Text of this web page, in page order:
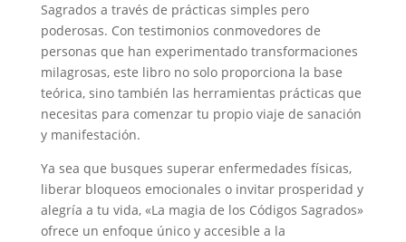
Sagrados a través de prácticas simples pero
poderosas. Con testimonios conmovedores de
personas que han experimentado transformaciones
milagrosas, este libro no solo proporciona la base
teórica, sino también las herramientas prácticas que
necesitas para comenzar tu propio viaje de sanación
y manifestación.
Ya sea que busques superar enfermedades físicas,
liberar bloqueos emocionales o invitar prosperidad y
alegría a tu vida, «La magia de los Códigos Sagrados»
ofrece un enfoque único y accesible a la